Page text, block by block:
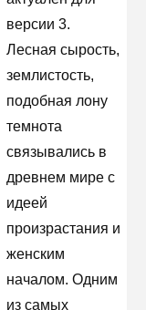
версии 3.
Лесная сырость,
землистость,
подобная лону
темнота
связывались в
древнем мире с
идеей
произрастания и
женским
началом. Одним
из самых